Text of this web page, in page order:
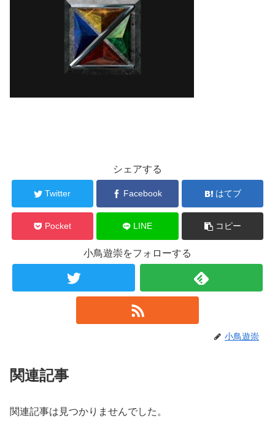
シェアする
Twitter Facebook はてブ
Pocket LINE コピー
小鳥遊崇をフォローする
小鳥遊崇
関連記事
関連記事は見つかりませんでした。